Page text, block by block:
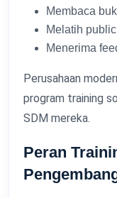
Membaca
Melatih
Menerima
Perusahaan
program training
SDM mereka.
Peran